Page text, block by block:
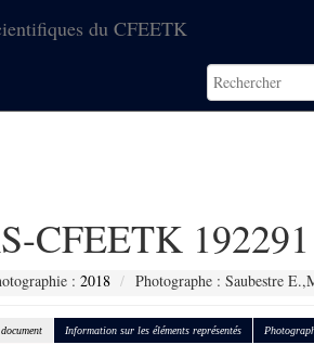
du CFEETK
CFEETK 192291
: 2018 Photographe : Saubestre
Information sur les éléments représentés